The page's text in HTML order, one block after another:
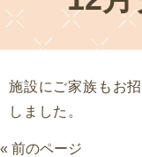
施設にご家族もお
しました。
« 前のページ